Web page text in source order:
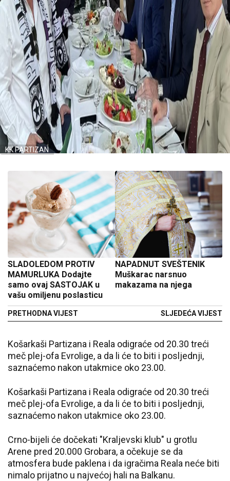
KK PARTIZAN
SLADOLEDOM PROTIV
MAMURLUKA Dodajte
samo ovaj SASTOJAK u
vašu omiljenu poslasticu
PRETHODNA VIJEST
NAPADNUT SVEŠTENIK
Muškarac narsnuo
makazama na njega
SLJEDEĆA VIJEST
Košarkaši Partizana i Reala odigraće od 20.30 treći
meč plej-ofa Evrolige, a da li će to biti i posljednji,
saznaćemo nakon utakmice oko 23.00.
Košarkaši Partizana i Reala odigraće od 20.30 treći
meč plej-ofa Evrolige, a da li će to biti i posljednji,
saznaćemo nakon utakmice oko 23.00.
Crno-bijeli će dočekati "Kraljevski klub" u grotlu
Arene pred 20.000 Grobara, a očekuje se da
atmosfera bude paklena i da igračima Reala neće biti
nimalo prijatno u najvećoj hali na Balkanu.